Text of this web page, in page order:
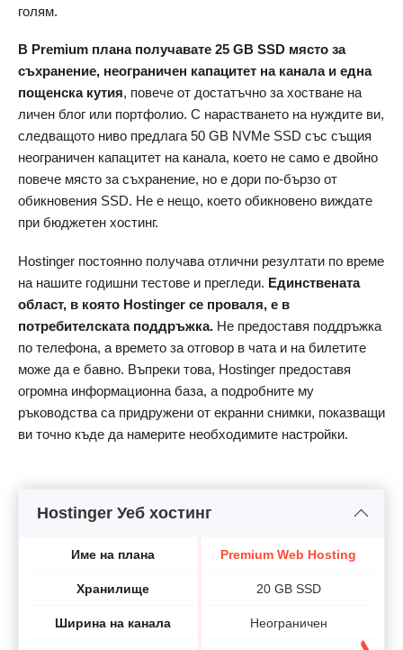
голям.
В Premium плана получавате 25 GB SSD място за
съхранение, неограничен капацитет на канала и една
пощенска кутия, повече от достатъчно за хостване на
личен блог или портфолио. С нарастването на нуждите ви,
следващото ниво предлага 50 GB NVMe SSD със същия
неограничен капацитет на канала, което не само е двойно
повече място за съхранение, но е дори по-бързо от
обикновения SSD. Не е нещо, което обикновено виждате
при бюджетен хостинг.
Hostinger постоянно получава отлични резултати по време
на нашите годишни тестове и прегледи. Единствената
област, в която Hostinger се проваля, е в
потребителската поддръжка. Не предоставя поддръжка
по телефона, а времето за отговор в чата и на билетите
може да е бавно. Въпреки това, Hostinger предоставя
огромна информационна база, а подробните му
ръководства са придружени от екранни снимки, показващи
ви точно къде да намерите необходимите настройки.
Hostinger Уеб хостинг
Име на плана
Хранилище
Ширина на канала
Premium Web Hosting
20 GB SSD
Неограничен